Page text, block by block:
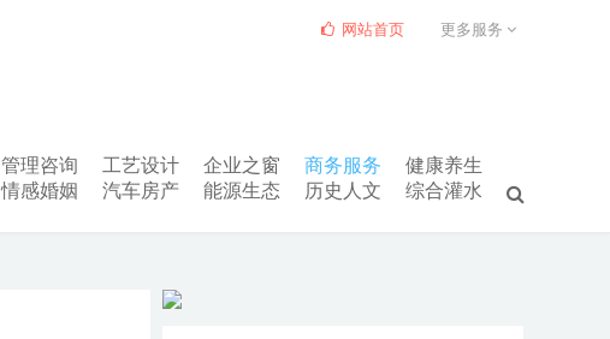
管理咨询 工艺设计 企业之窗 商务服务
健康养生
情感婚姻 汽车房产 能源生态 历史人文 综合灌水
网站首页 更多服务